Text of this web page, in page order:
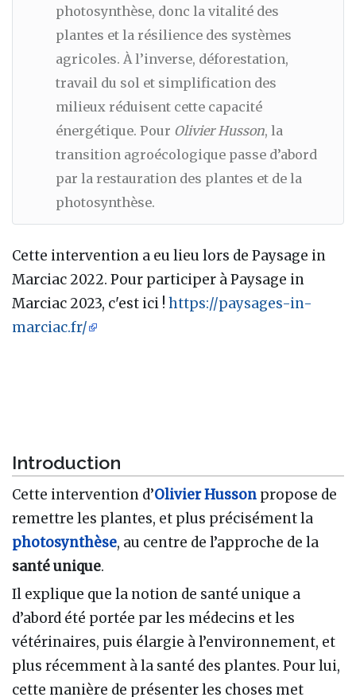
photosynthèse, donc la vitalité des
plantes et la résilience des systèmes
agricoles. À l’inverse, déforestation,
travail du sol et simplification des
milieux réduisent cette capacité
énergétique. Pour Olivier Husson, la
transition agroécologique passe d’abord
par la restauration des plantes et de la
photosynthèse.
Cette intervention a eu lieu lors de Paysage in
Marciac 2022. Pour participer à Paysage in
Marciac 2023, c'est ici ! https://paysages-in-
marciac.fr/
Introduction
Cette intervention d’Olivier Husson propose de
remettre les plantes, et plus précisément la
photosynthèse, au centre de l’approche de la
santé unique.
Il explique que la notion de santé unique a
d’abord été portée par les médecins et les
vétérinaires, puis élargie à l’environnement, et
plus récemment à la santé des plantes. Pour lui,
cette manière de présenter les choses met